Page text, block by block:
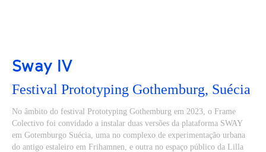
Sway IV
Festival Prototyping Gothemburg, Suécia
No âmbito do festival Prototyping Gothemburg em 2023, o Frame
Colectivo foi convidado a instalar duas versões da plataforma SWAY
em Gotemburgo Suécia, uma no complexo de experimentação urbana
do antigo estaleiro em Frihamnen, e outra no espaço público da Lilla